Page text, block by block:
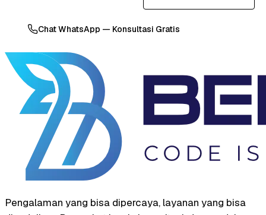
Chat WhatsApp — Konsultasi Gratis
Pengalaman yang bisa dipercaya, layanan yang bisa